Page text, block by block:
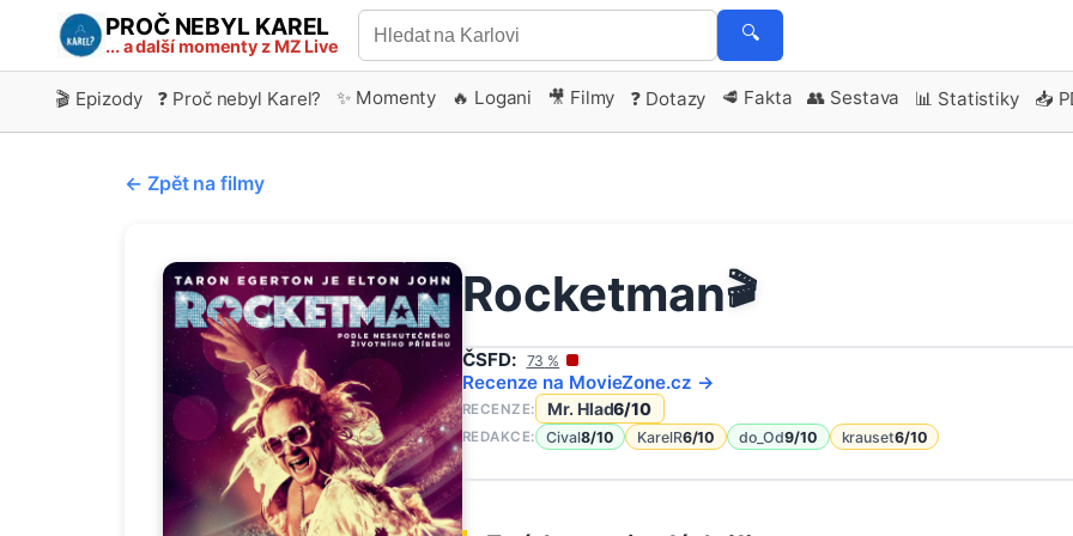
PROČ NEBYL KAREL
... a další momenty z MZ Live
🔍
🎬 Epizody ❓ Proč nebyl Karel? ✨ Momenty 🔥 Logani 🎥 Filmy ❓ Dotazy 🥩 Fakta 👥 Sestava 📊 Statistiky 📥
← Zpět na filmy
Rocketman🎬
ČSFD: 73 %
Recenze na MovieZone.cz →
RECENZE: Mr. Hlad6/10
REDAKCE: Cival8/10 KarelR6/10 do_Od9/10 krauset6/10